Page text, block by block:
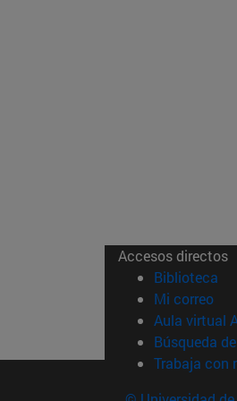
Accesos directos
Biblioteca
Mi correo
Aula virtual
Búsqueda
Trabaja con